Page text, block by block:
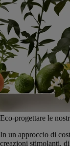
Eco-progettare le
In un approccio di
creazioni stimolanti,